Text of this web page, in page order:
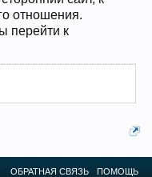
отношения.
перейти к
ОБРАТНАЯ СВЯЗЬ ПОМОЩЬ